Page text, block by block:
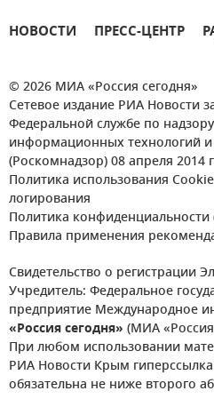
НОВОСТИ ПРЕСС-ЦЕНТР
© 2026 МИА «Россия сегодня»
Сетевое издание РИА Новости
Федеральной службе по
информационных технологий
(Роскомнадзор) 08 апреля 2014
Политика использования
логирования
Политика конфиденциальности
Правила применения
Свидетельство о регистрации
Учредитель: Федеральное
предприятие Международное
«Россия сегодня» (МИА «Россия
При любом использовании
РИА Новости Крым
обязательна не ниже второго